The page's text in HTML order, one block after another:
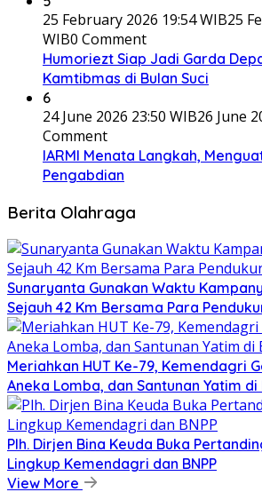
25 February 2026 19:54 WIB25
WIB0 Comment
Humoriezt Siap Jadi Garda
Kamtibmas di Bulan Suci
6
24 June 2026 23:50 WIB26 June
Comment
IARMI Menata Langkah,
Pengabdian
Berita Olahraga
Sunaryanta Gunakan Waktu
Sejauh 42 Km Bersama Para
Meriahkan HUT Ke-79, Kemendagri
Aneka Lomba, dan Santunan Yatim di
Plh. Dirjen Bina Keuda Buka
Lingkup Kemendagri dan BNPP
View More